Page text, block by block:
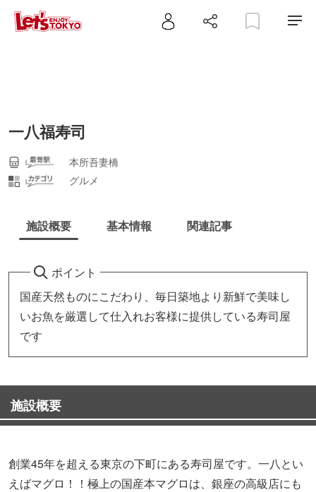
一八福寿司
本所吾妻橋
グルメ
施設概要 基本情報 関連記事
ポイント
国産天然ものにこだわり、毎日築地より新鮮で美味し
いお魚を厳選して仕入れお客様に提供している寿司屋
です
施設概要
創業45年を超える東京の下町にある寿司屋です。一八とい
えばマグロ！！極上の国産本マグロは、銀座の高級店にも